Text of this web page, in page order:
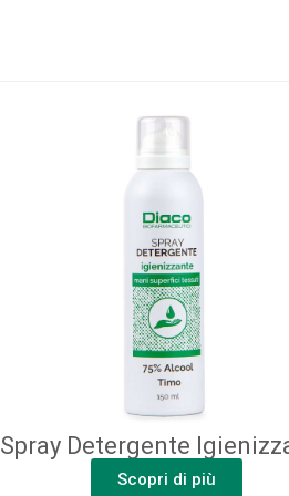
Spray Detergente
Scopri di più